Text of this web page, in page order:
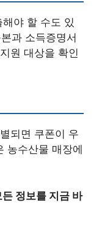
야 할 수도 있
과 소득증명서
원 대상을 확인
되면 쿠폰이 우
농수산물 매장에
정보를 지금 바